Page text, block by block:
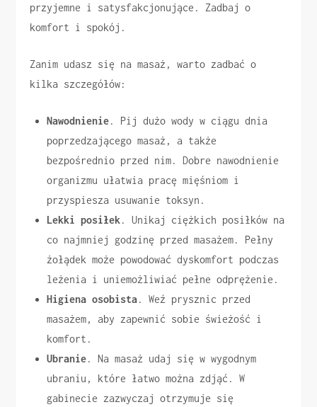
przyjemne i satysfakcjonujące. Zadbaj o
komfort i spokój.
Zanim udasz się na masaż, warto zadbać o
kilka szczegółów:
Nawodnienie. Pij dużo wody w ciągu dnia
poprzedzającego masaż, a także
bezpośrednio przed nim. Dobre nawodnienie
organizmu ułatwia pracę mięśniom i
przyspiesza usuwanie toksyn.
Lekki posiłek . Unikaj ciężkich posiłków na
co najmniej godzinę przed masażem. Pełny
żołądek może powodować dyskomfort podczas
leżenia i uniemożliwiać pełne odprężenie.
Higiena osobista. Weź prysznic przed
masażem, aby zapewnić sobie świeżość i
komfort.
Ubranie. Na masaż udaj się w wygodnym
ubraniu, które łatwo można zdjąć. W
gabinecie zazwyczaj otrzymuje się